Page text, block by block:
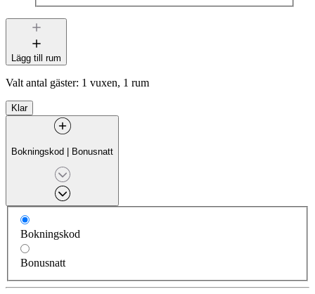
Lägg till rum
Valt antal gäster: 1 vuxen, 1 rum
Klar
Bokningskod | Bonusnatt
Bokningskod
Bonusnatt